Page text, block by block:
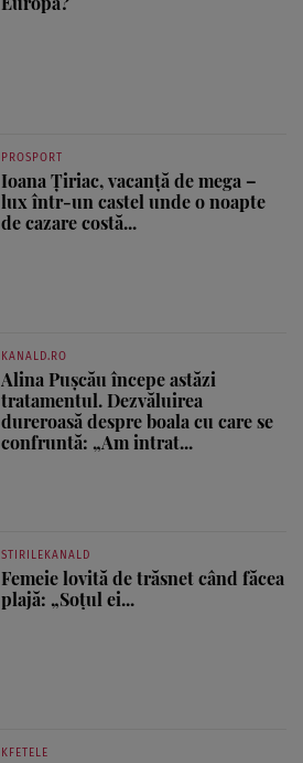
PROSPORT
Ioana Țiriac, vacanță de mega –
lux într-un castel unde o noapte
de cazare costă...
KANALD.RO
Alina Pușcău începe astăzi
tratamentul. Dezvăluirea
dureroasă despre boala cu care se
confruntă: „Am intrat...
STIRILEKANALD
Femeie lovită de trăsnet când făcea
plajă: „Soțul ei...
KFETELE